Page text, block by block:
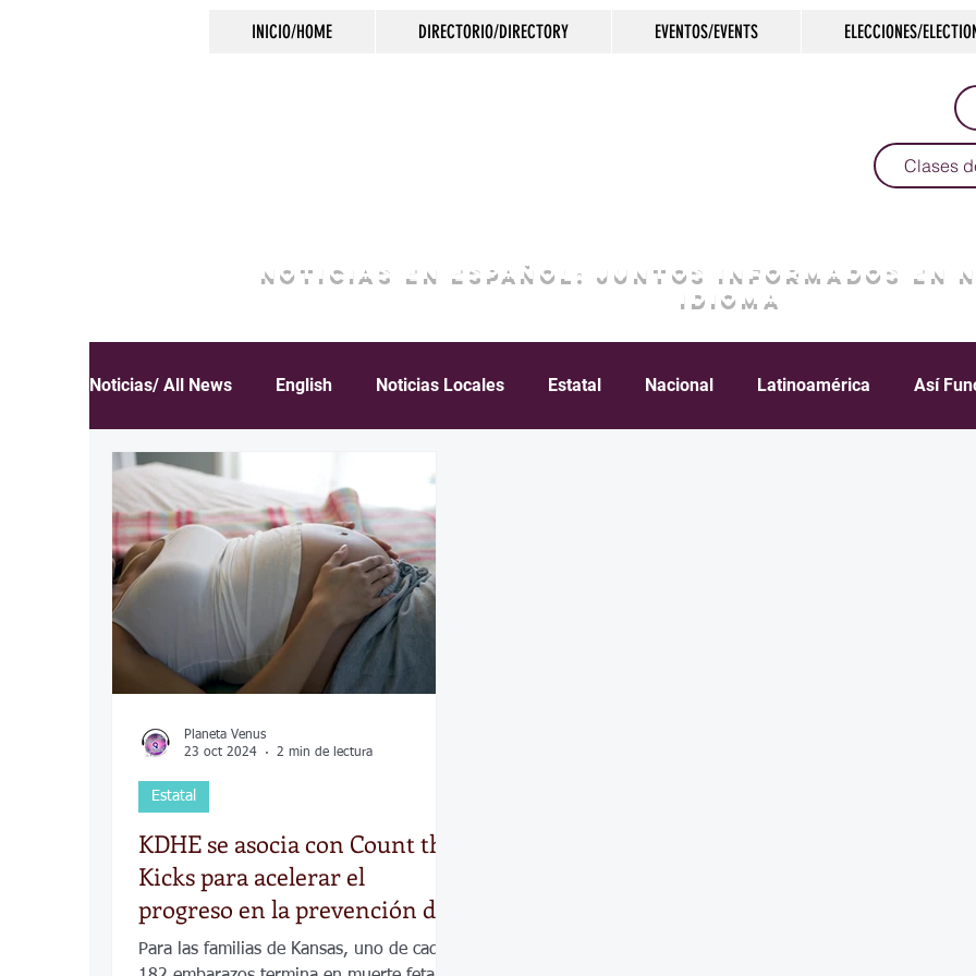
INICIO/HOME DIRECTORIO/DIRECTORY EVENTOS/EVENTS ELECCIONES/
Clases
NOTICIAS EN ESPAÑOL: JUNTOS INFORMADOS EN
IDIOMA
Noticias/ All News English Noticias Locales Estatal Nacional Latinoamérica Así
Español Inmigración
COVID-19 Política Tecnología
Desamparados Carreteras
KDHE se asocia con Count the
Kicks para acelerar el
progreso en la prevención de
la muerte fetal
Para las familias de Kansas, uno de cada
Estatal
Planeta Venus
23 oct 2024
2 min de lectura